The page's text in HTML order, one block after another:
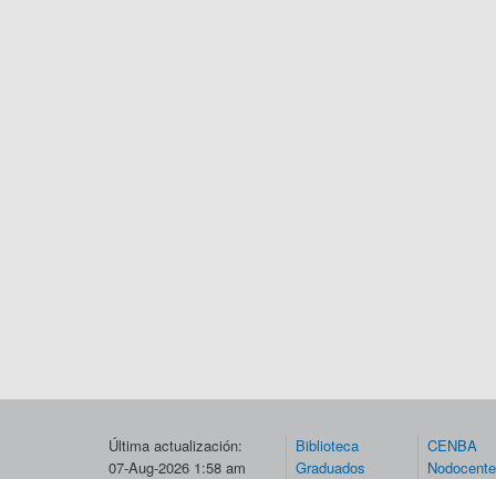
Última actualización:
07-Aug-2026 1:58 am
Biblioteca
Graduados
CENBA